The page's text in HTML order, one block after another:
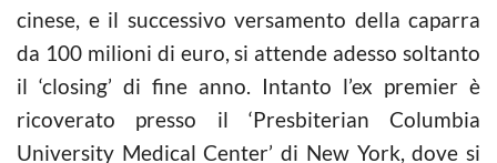
cinese, e il successivo versamento della caparra
da 100 milioni di euro, si attende adesso soltanto
il ‘closing’ di fine anno. Intanto l’ex premier è
ricoverato presso il ‘Presbiterian Columbia
University Medical Center’ di New York, dove si